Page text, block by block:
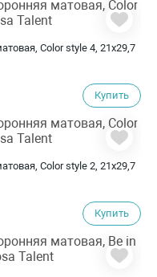
Color style 4, 21х29,7
Купить
Color style 2, 21х29,7
Купить